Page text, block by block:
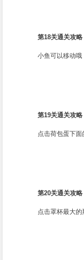
第18关通关攻略
小鱼可以移动哦
第19关通关攻略
点击荷包蛋下面
第20关通关攻略
点击罩杯最大的